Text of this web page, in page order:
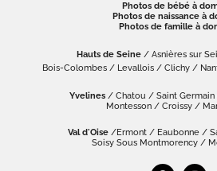
Photos de bébé à
Photos de naissance à
Photos de famille à
Hauts de Seine/ Asnières sur
Bois-Colombes / Levallois / Clichy /
Yvelines/ Chatou / Saint Germain
Montesson / Croissy /
Val d'Oise/Ermont / Eaubonne /
Soisy Sous Montmorency /